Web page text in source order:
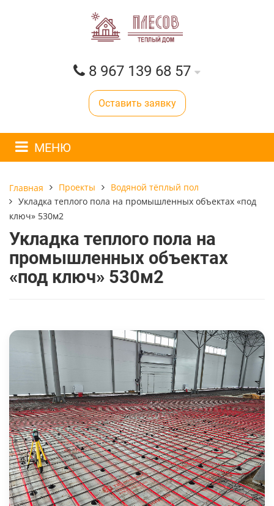
8 967 139 68 57
Оставить заявку
МЕНЮ
Главная Проекты
Водяной тёплый пол
Укладка теплого пола на промышленных объектах «под
ключ» 530м2
Укладка теплого пола на
промышленных объектах
«под ключ» 530м2